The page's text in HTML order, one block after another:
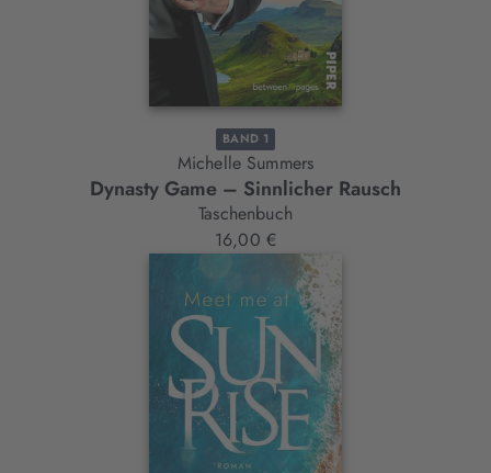
BAND 1
Michelle Summers
Dynasty Game – Sinnlicher Rausch
Taschenbuch
16,00 €